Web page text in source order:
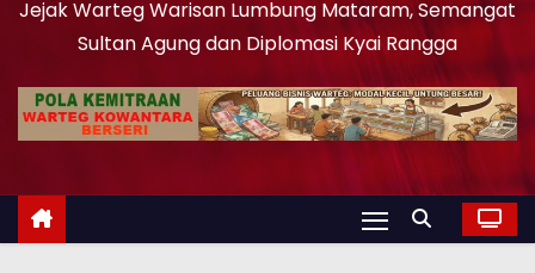
Jejak Warteg Warisan Lumbung Mataram, Semangat
Sultan Agung dan Diplomasi Kyai Rangga